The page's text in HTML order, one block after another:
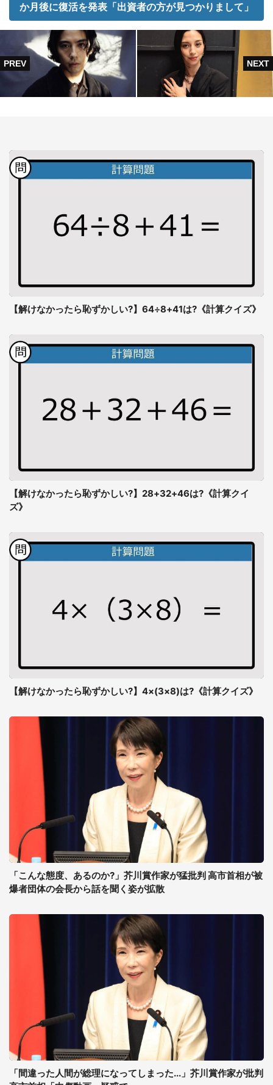
か月後に復活を発表「出資者の方が見つかりまして」
【解けなかったら恥ずかしい?】64÷8+41は?《計算クイズ》
【解けなかったら恥ずかしい?】28+32+46は?《計算クイ
ズ》
【解けなかったら恥ずかしい?】4×(3×8)は?《計算クイズ》
「こんな態度、あるのか?」芥川賞作家が猛批判 高市首相が被
爆者団体の会長から話を聞く姿が拡散
「間違った人間が総理になってしまった...」芥川賞作家が批判